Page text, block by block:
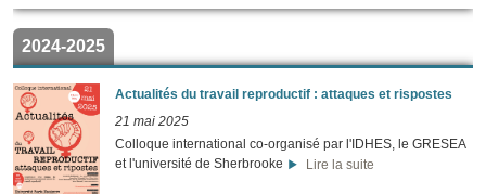
2024-2025
Actualités du travail reproductif : attaques et rispostes
21 mai 2025
Colloque international co-organisé par l'IDHES, le GRESEA
et l'université de Sherbrooke
Lire la suite